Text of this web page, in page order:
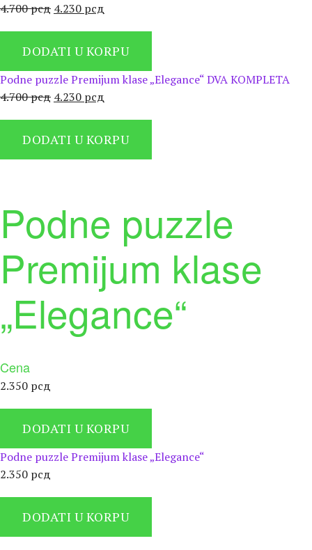
4.700рсд Оригинална
била:
4.700 рсд.
4.230 рсд
4.230 рсд.
DODATI U KORPU
Podne puzzle Premijum klase „Elegance“ DVA KOMPLETA
4.700рсд Оригинална
била:
4.230 рсд
4.230 рсд.
DODATI U KORPU
Podne puzzle
Premijum klase
„Elegance“
Cena
2.350 рсд
DODATI U KORPU
Podne puzzle Premijum klase „Elegance“
2.350 рсд
DODATI U KORPU